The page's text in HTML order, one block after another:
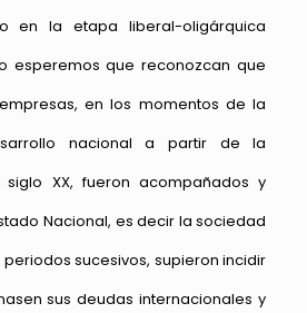
en la etapa liberal-oligárquica
esperemos que reconozcan que
en los momentos de la
nacional a partir de la
XX, fueron acompañados y
Nacional, es decir la sociedad
sucesivos, supieron incidir
sus deudas internacionales y